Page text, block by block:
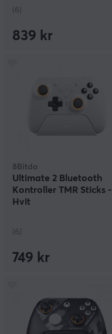
(6)
839 kr
8Bitdo
Ultimate 2 Bluetooth
Kontroller TMR Sticks -
Hvit
(6)
749 kr